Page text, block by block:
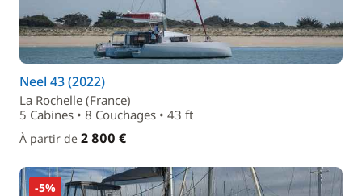
Neel 43 (2022)
La Rochelle (France)
5 Cabines • 8 Couchages • 43 ft
À partir de 2 800 €
-5%